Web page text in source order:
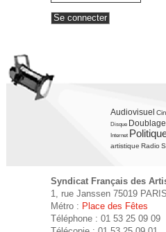
Audiovisuel
Disque Doublage
Internet
artistique Radio
Syndicat Français des
1, rue Janssen 75019 PARIS
Métro : Place des Fêtes
Téléphone : 01 53 25 09 09